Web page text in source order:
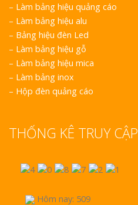
– Làm bảng hiệu quảng cáo
– Làm bảng hiệu alu
– Bảng hiệu đèn Led
– Làm bảng hiệu gỗ
– Làm bảng hiệu mica
– Làm bảng inox
– Hộp đèn quảng cáo
THỐNG KÊ TRUY CẬP
Hôm nay: 509